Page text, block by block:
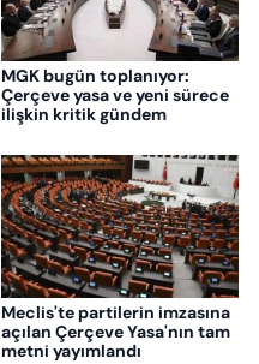
MGK bugün toplanıyor:
Çerçeve yasa ve yeni sürece
ilişkin kritik gündem
Meclis'te partilerin imzasına
açılan Çerçeve Yasa'nın tam
metni yayımlandı